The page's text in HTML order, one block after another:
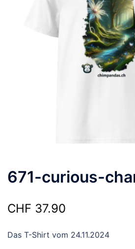
671-curious-
CHF 37.90
Das T-Shirt vom 24.11.2024